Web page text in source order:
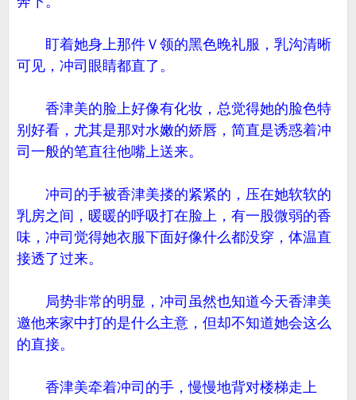
盯着她身上那件Ｖ领的黑色晚礼服，乳沟清晰
可见，冲司眼睛都直了。
香津美的脸上好像有化妆，总觉得她的脸色特
别好看，尤其是那对水嫩的娇唇，简直是诱惑着冲
司一般的笔直往他嘴上送来。
冲司的手被香津美搂的紧紧的，压在她软软的
乳房之间，暖暖的呼吸打在脸上，有一股微弱的香
味，冲司觉得她衣服下面好像什么都没穿，体温直
接透了过来。
局势非常的明显，冲司虽然也知道今天香津美
邀他来家中打的是什么主意，但却不知道她会这么
的直接。
香津美牵着冲司的手，慢慢地背对楼梯走上